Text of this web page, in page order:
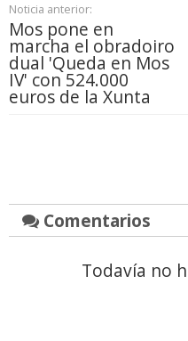
Noticia anterior:
Mos pone en
marcha el obradoiro
dual 'Queda en Mos
IV' con 524.000
euros de la Xunta
Comentarios
Todavía no